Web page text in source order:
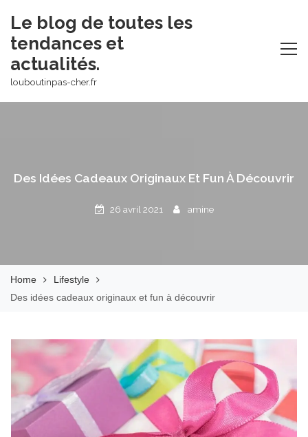
content
Le blog de toutes les
tendances et
actualités.
louboutinpas-cher.fr
Des Idées Cadeaux Originaux Et Fun À Découvrir
26 avril 2021 amine
Home
Lifestyle
Des idées cadeaux originaux et fun à découvrir